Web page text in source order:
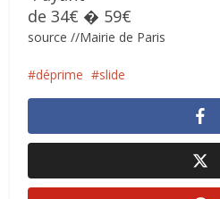
de 34€ � 59€
source //Mairie de Paris
déprime slide